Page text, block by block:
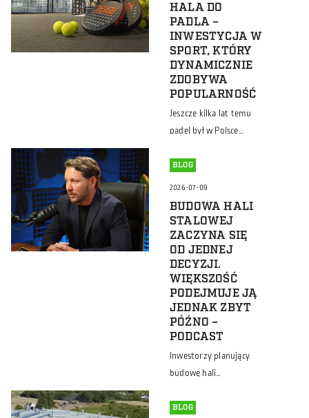
HALA DO
PADLA –
INWESTYCJA W
SPORT, KTÓRY
DYNAMICZNIE
ZDOBYWA
POPULARNOŚĆ
Jeszcze kilka lat temu
padel był w Polsce
Dziś hala do padla coraz
częściej pojawia się w
planach inwestorów,
samorządów i
operatorów obiektów
sportowych. To efekt
dynamicznego rozwoju
dyscypliny na całym
świecie. Według danych
Międzynarodowej
Federacji Padla (FIP) w
ponad 130 krajach gra
już około 30 milionów
funkcjonuje ponad […]
BLOG
2026-07-09
BUDOWA HALI
STALOWEJ
ZACZYNA SIĘ
OD JEDNEJ
DECYZJI.
WIĘKSZOŚĆ
PODEJMUJE JĄ
JEDNAK ZBYT
PÓŹNO –
PODCAST
Inwestorzy planujący
budowę hali
produkcyjnej czy
BLOG